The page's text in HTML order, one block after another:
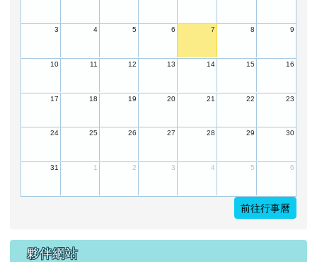
3 4 5 6 7 8 9
10 11 12 13 14 15 16
17 18 19 20 21 22 23
24 25 26 27 28 29 30
31 1 2 3 4 5 6
前往行事曆
夥伴網站